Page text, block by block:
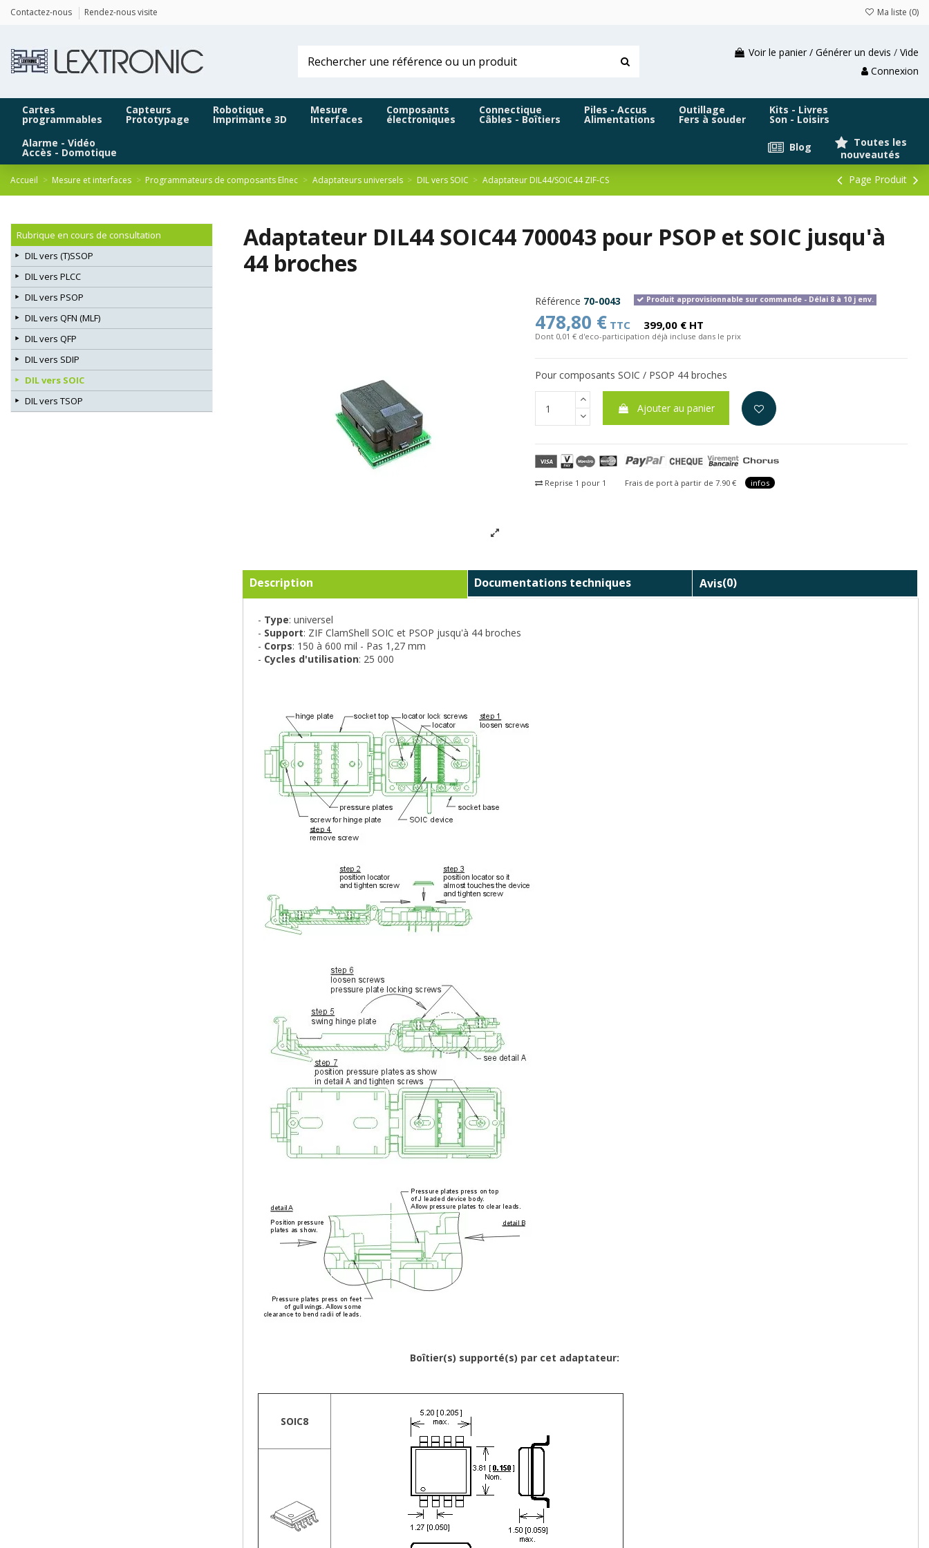
Contactez-nous Rendez-nous visite Ma liste (0)
Voir le panier / Générer un devis / Vide
Connexion
Cartes
programmables
Capteurs
Prototypage
Robotique
Imprimante 3D
Mesure
Interfaces
Composants
électroniques
Connectique
Câbles - Boîtiers
Piles - Accus
Alimentations
Outillage
Fers à souder
Kits - Livres
Son - Loisirs
Alarme - Vidéo
Accès - Domotique
Toutes les
nouveautés
Blog
Accueil Mesure et interfaces Programmateurs de composants Elnec Adaptateurs universels DIL vers SOIC Adaptateur DIL44/SOIC44 ZIF-CS Page Produit
Adaptateur DIL44 SOIC44 700043 pour PSOP et SOIC jusqu'à
44 broches
Référence 70-0043 Produit approvisionnable sur commande - Délai 8 à 10 j env.
478,80 € TTC 399,00 € HT
Dont 0,01 € d'eco-participation déjà incluse dans le prix
Pour composants SOIC / PSOP 44 broches
Ajouter au panier
Reprise 1 pour 1 Frais de port à partir de 7.90 € infos
Description Documentations techniques Avis(0)
- Type: universel
- Support: ZIF ClamShell SOIC et PSOP jusqu'à 44 broches
- Corps: 150 à 600 mil - Pas 1,27 mm
- Cycles d'utilisation: 25 000
Boîtier(s) supporté(s) par cet adaptateur:
SOIC8
Rubrique en cours de consultation
DIL vers (T)SSOP
DIL vers PLCC
DIL vers PSOP
DIL vers QFN (MLF)
DIL vers QFP
DIL vers SDIP
DIL vers SOIC
DIL vers TSOP
Panneau de gestion des cookies